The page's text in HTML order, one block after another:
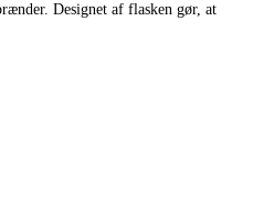
Designet af flasken gør, at